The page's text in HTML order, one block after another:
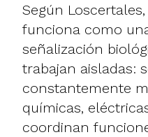
Según
funciona como
señalización
trabajan aisladas:
constantemente
químicas,
coordinan